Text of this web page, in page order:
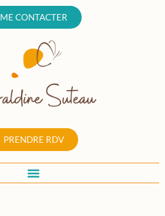
PRENDRE RDV
ME CONTACTER